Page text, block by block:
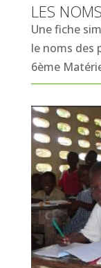
LES
Une fiche
le noms des
6ème